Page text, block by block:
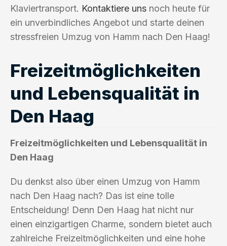
Klaviertransport. Kontaktiere uns noch heute für
ein unverbindliches Angebot und starte deinen
stressfreien Umzug von Hamm nach Den Haag!
Freizeitmöglichkeiten
und Lebensqualität in
Den Haag
Freizeitmöglichkeiten und Lebensqualität in
Den Haag
Du denkst also über einen Umzug von Hamm
nach Den Haag nach? Das ist eine tolle
Entscheidung! Denn Den Haag hat nicht nur
einen einzigartigen Charme, sondern bietet auch
zahlreiche Freizeitmöglichkeiten und eine hohe